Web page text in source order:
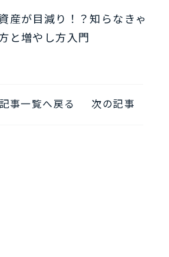
産が目減り！？知らなきゃ
と増やし方入門
記事一覧へ戻る 次の記事